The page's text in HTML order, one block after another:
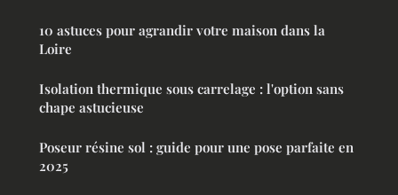
10 astuces pour agrandir votre maison dans la
Loire
Isolation thermique sous carrelage : l'option sans
chape astucieuse
Poseur résine sol : guide pour une pose parfaite en
2025